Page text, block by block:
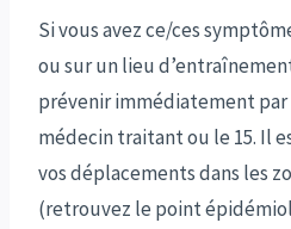
Si vous avez ce/ces
ou sur un lieu
prévenir immédiatement
médecin traitant ou le 15. Il
vos déplacements dans les
(retrouvez le point